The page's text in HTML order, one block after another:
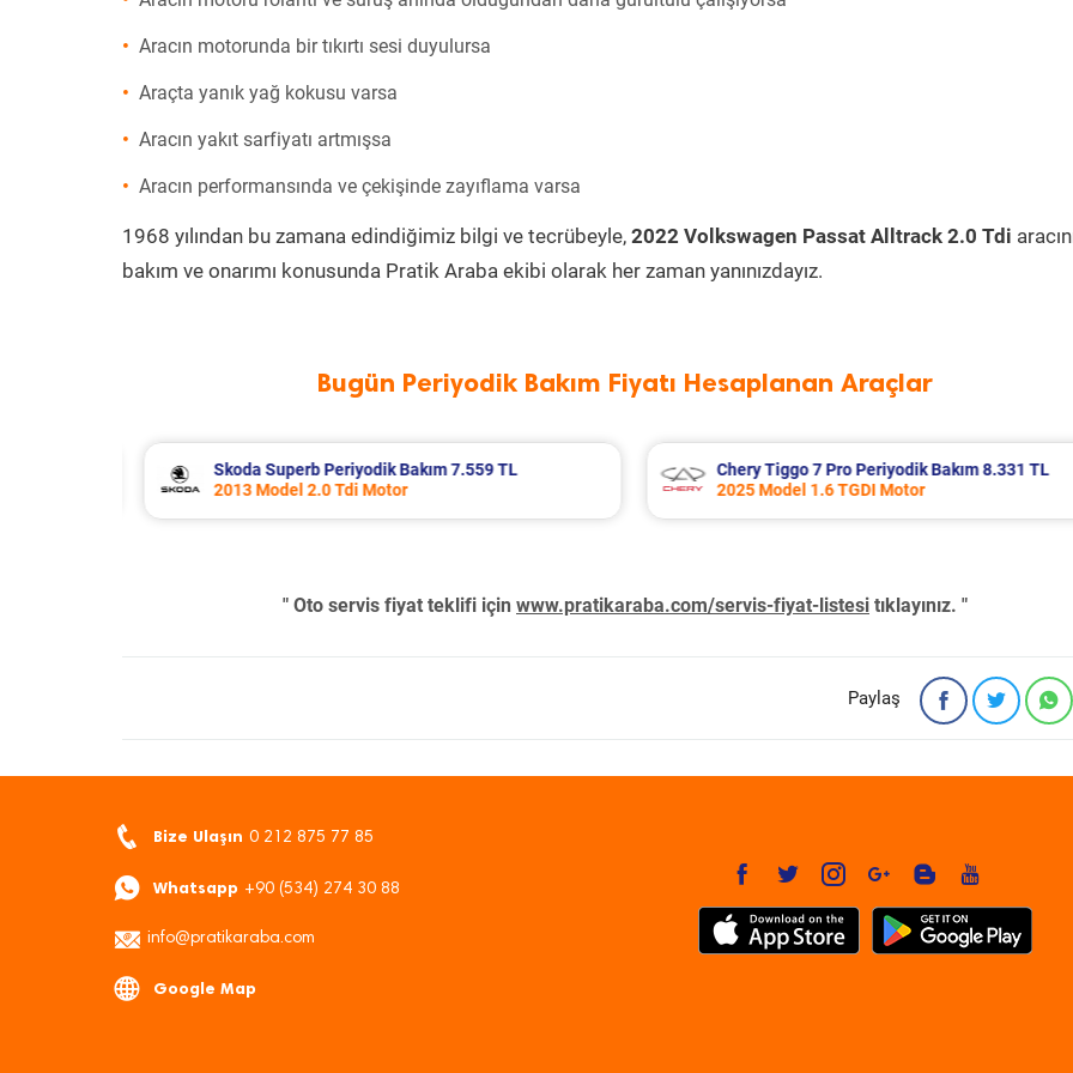
Aracın motorunda bir tıkırtı sesi duyulursa
Araçta yanık yağ kokusu varsa
Aracın yakıt sarfiyatı artmışsa
Aracın performansında ve çekişinde zayıflama varsa
1968 yılından bu zamana edindiğimiz bilgi ve tecrübeyle, 2022 Volkswagen Passat Alltrack 2.0 Tdi
bakım ve onarımı konusunda Pratik Araba ekibi olarak her zaman yanınızdayız.
Bugün Periyodik Bakım Fiyatı Hesaplanan Araçlar
Chery Tiggo 7 Pro Periyodik Bakım 8.331 TL
2025 Model 1.6 TGDI Motor
Bmw 3 Serisi Periyodik Bakım 9.826 TL
2012 Model 328i Motor
" Oto servis fiyat teklifi için www.pratikaraba.com/servis-fiyat-listesi tıklayınız. "
Paylaş
Bize Ulaşın 0 212 875 77 85
Whatsapp +90 (534) 274 30 88
info@pratikaraba.com
Google Map